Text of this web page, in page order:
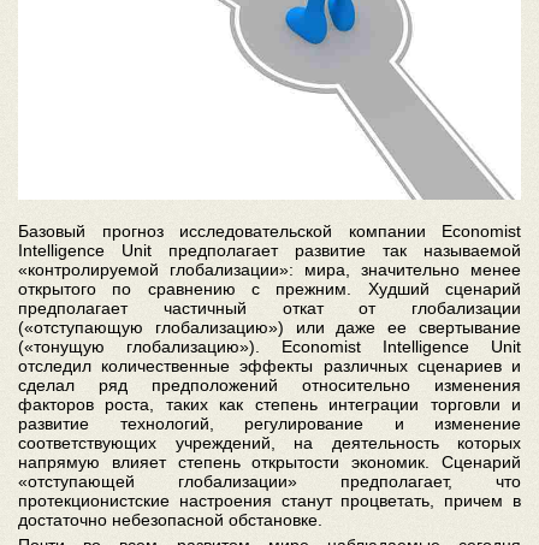
Базовый прогноз исследовательской компании Economist
Intelligence Unit предполагает развитие так называемой
«контролируемой глобализации»: мира, значительно менее
открытого по сравнению с прежним. Худший сценарий
предполагает частичный откат от глобализации
(«отступающую глобализацию») или даже ее свертывание
(«тонущую глобализацию»). Economist Intelligence Unit
отследил количественные эффекты различных сценариев и
сделал ряд предположений относительно изменения
факторов роста, таких как степень интеграции торговли и
развитие технологий, регулирование и изменение
соответствующих учреждений, на деятельность которых
напрямую влияет степень открытости экономик. Сценарий
«отступающей глобализации» предполагает, что
протекционистские настроения станут процветать, причем в
достаточно небезопасной обстановке.